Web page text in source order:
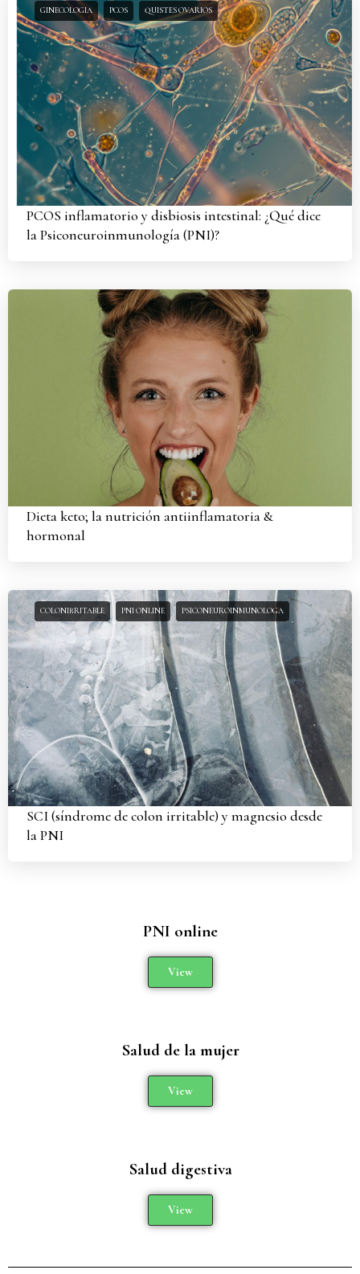
GINECOLOGIA PCOS QUISTES OVARIOS
PCOS inflamatorio y disbiosis intestinal: ¿Qué dice
la Psiconeuroinmunología (PNI)?
Dieta keto; la nutrición antiinflamatoria &
hormonal
COLONIRRITABLE PNI ONLINE PSICONEUROINMUNOLOGA
SCI (síndrome de colon irritable) y magnesio desde
la PNI
PNI online
View
Salud de la mujer
View
Salud digestiva
View